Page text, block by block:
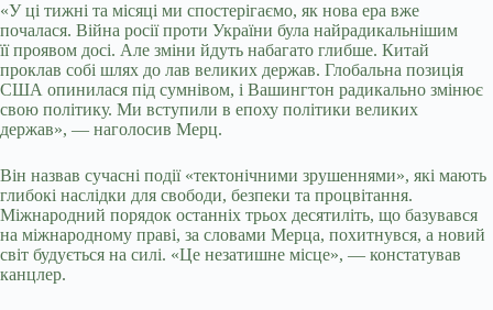
«У ці тижні та місяці ми спостерігаємо, як нова ера вже
почалася. Війна росії проти України була найрадикальнішим
її проявом досі. Але зміни йдуть набагато глибше. Китай
проклав собі шлях до лав великих держав. Глобальна позиція
США опинилася під сумнівом, і Вашингтон радикально змінює
свою політику. Ми вступили в епоху політики великих
держав», — наголосив Мерц.
Він назвав сучасні події «тектонічними зрушеннями», які мають
глибокі наслідки для свободи, безпеки та процвітання.
Міжнародний порядок останніх трьох десятиліть, що базувався
на міжнародному праві, за словами Мерца, похитнувся, а новий
світ будується на силі. «Це незатишне місце», — констатував
канцлер.